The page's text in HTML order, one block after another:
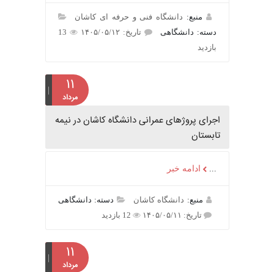
منبع:دانشگاه فنی و حرفه ای کاشان
دسته: دانشگاهی
تاریخ: ۱۴۰۵/۰۵/۱۲
13
مرداد
اجرای پروژهای عمرانی دانشگاه کاشان در نیمه
تابستان
ادامه خبر
منبع:دانشگاه کاشان
دسته: دانشگاهی
تاریخ: ۱۴۰۵/۰۵/۱۱
12 بازدید
مرداد